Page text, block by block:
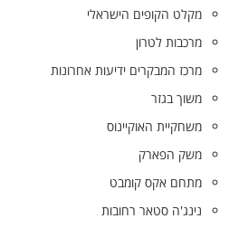
מקלט הקופים הישראלי
מרכבות לטרון
מרכז המבקרים ידיעות אחרונות
משוך בגזר
משחקיית האוקיינוס
משק הפארק
מתחם אקס קומבט
נינג'ה סטאר רחובות